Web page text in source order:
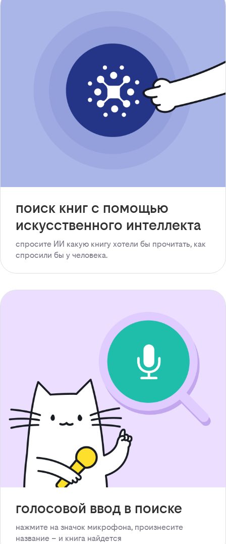
поиск книг с помощью
искусственного интеллекта
спросите ИИ какую книгу хотели бы прочитать, как
спросили бы у человека.
голосовой ввод в поиске
нажмите на значок микрофона, произнесите
название – и книга найдется